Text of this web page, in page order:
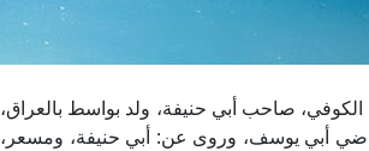
الكوفي، صاحب أبي حنيفة، ولد بواسط بالعراق،
أبي يوسف، وروى عن: أبي حنيفة، ومسعر،